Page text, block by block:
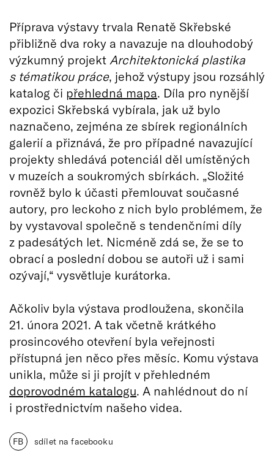
Příprava výstavy trvala Renatě Skřebské
přibližně dva roky a navazuje na dlouhodobý
výzkumný projekt Architektonická plastika
s tématikou práce, jehož výstupy jsou rozsáhlý
katalog či přehledná mapa. Díla pro nynější
expozici Skřebská vybírala, jak už bylo
naznačeno, zejména ze sbírek regionálních
galerií a přiznává, že pro případné navazující
projekty shledává potenciál děl umístěných
v muzeích a soukromých sbírkách. „Složité
rovněž bylo k účasti přemlouvat současné
autory, pro leckoho z nich bylo problémem, že
by vystavoval společně s tendenčními díly
z padesátých let. Nicméně zdá se, že se to
obrací a poslední dobou se autoři už i sami
ozývají,“ vysvětluje kurátorka.
Ačkoliv byla výstava prodloužena, skončila
21. února 2021. A tak včetně krátkého
prosincového otevření byla veřejnosti
přístupná jen něco přes měsíc. Komu výstava
unikla, může si ji projít v přehledném
doprovodném katalogu. A nahlédnout do ní
i prostřednictvím našeho videa.
FB sdílet na facebooku